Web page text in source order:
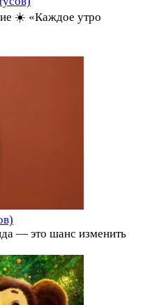
☀️ «Каждое утро
— это шанс изменить